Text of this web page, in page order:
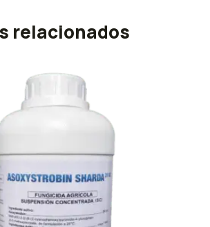
relacionados